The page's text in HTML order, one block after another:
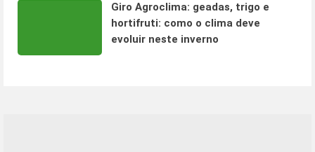
Giro Agroclima: geadas, trigo e
hortifruti: como o clima deve
evoluir neste inverno